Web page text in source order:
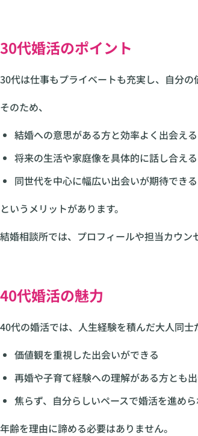
30代婚活のポイント
30代は仕事もプライベートも充実し、自分の
そのため、
結婚への意思がある方と効率よく出会える
将来の生活や家庭像を具体的に話し合える
同世代を中心に幅広い出会いが期待できる
というメリットがあります。
結婚相談所では、プロフィールや担当カウ
40代婚活の魅力
40代の婚活では、人生経験を積んだ大人同
価値観を重視した出会いができる
再婚や子育て経験への理解がある方とも
焦らず、自分らしいペースで婚活を進めら
年齢を理由に諦める必要はありません。